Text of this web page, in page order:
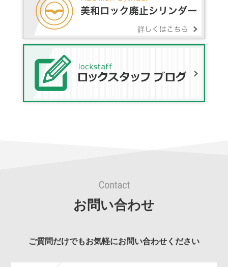
お問い合わせ
ご質問だけでもお気軽にお問い合わせください